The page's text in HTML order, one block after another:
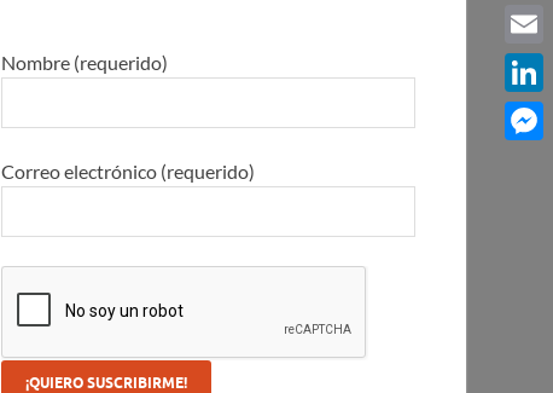
Nombre (requerido)
Correo electrónico (requerido)
Email